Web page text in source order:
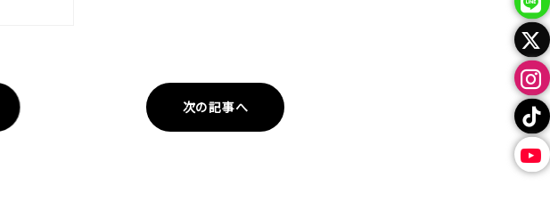
次の記事へ